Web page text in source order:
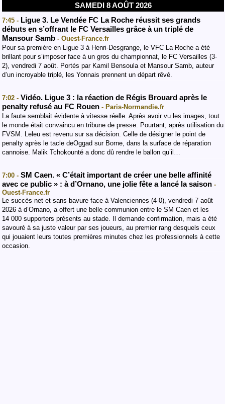
SAMEDI 8 AOÛT 2026
7:45 - Ligue 3. Le Vendée FC La Roche réussit ses grands
débuts en s’offrant le FC Versailles grâce à un triplé de
Mansour Samb - Ouest-France.fr
Pour sa première en Ligue 3 à Henri-Desgrange, le VFC La Roche a été
brillant pour s’imposer face à un gros du championnat, le FC Versailles (3-
2), vendredi 7 août. Portés par Kamil Bensoula et Mansour Samb, auteur
d’un incroyable triplé, les Yonnais prennent un départ rêvé.
7:02 - Vidéo. Ligue 3 : la réaction de Régis Brouard après le
penalty refusé au FC Rouen - Paris-Normandie.fr
La faute semblait évidente à vitesse réelle. Après avoir vu les images, tout
le monde était convaincu en tribune de presse. Pourtant, après utilisation du
FVSM. Leleu est revenu sur sa décision. Celle de désigner le point de
penalty après le tacle deOggad sur Borne, dans la surface de réparation
cannoise. Malik Tchokounté a donc dû rendre le ballon qu’il…
7:00 - SM Caen. « C’était important de créer une belle affinité
avec ce public » : à d’Ornano, une jolie fête a lancé la saison -
Ouest-France.fr
Le succès net et sans bavure face à Valenciennes (4-0), vendredi 7 août
2026 à d’Ornano, a offert une belle communion entre le SM Caen et les
14 000 supporters présents au stade. Il demande confirmation, mais a été
savouré à sa juste valeur par ses joueurs, au premier rang desquels ceux
qui jouaient leurs toutes premières minutes chez les professionnels à cette
occasion.